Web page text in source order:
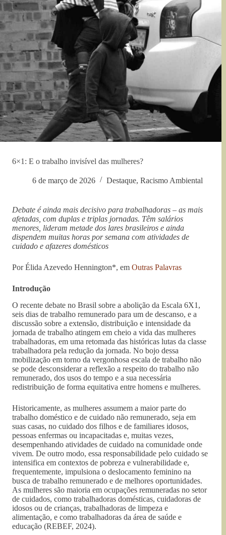
6×1: E o trabalho invisível das mulheres?
6 de março de 2026 Destaque, Racismo Ambiental
Debate é ainda mais decisivo para trabalhadoras – as mais
afetadas, com duplas e triplas jornadas. Têm salários
menores, lideram metade dos lares brasileiros e ainda
dispendem muitas horas por semana com atividades de
cuidado e afazeres domésticos
Por Élida Azevedo Hennington*, em Outras Palavras
Introdução
O recente debate no Brasil sobre a abolição da Escala 6X1,
seis dias de trabalho remunerado para um de descanso, e a
discussão sobre a extensão, distribuição e intensidade da
jornada de trabalho atingem em cheio a vida das mulheres
trabalhadoras, em uma retomada das históricas lutas da classe
trabalhadora pela redução da jornada. No bojo dessa
mobilização em torno da vergonhosa escala de trabalho não
se pode desconsiderar a reflexão a respeito do trabalho não
remunerado, dos usos do tempo e a sua necessária
redistribuição de forma equitativa entre homens e mulheres.
Historicamente, as mulheres assumem a maior parte do
trabalho doméstico e de cuidado não remunerado, seja em
suas casas, no cuidado dos filhos e de familiares idosos,
pessoas enfermas ou incapacitadas e, muitas vezes,
desempenhando atividades de cuidado na comunidade onde
vivem. De outro modo, essa responsabilidade pelo cuidado se
intensifica em contextos de pobreza e vulnerabilidade e,
frequentemente, impulsiona o deslocamento feminino na
busca de trabalho remunerado e de melhores oportunidades.
As mulheres são maioria em ocupações remuneradas no setor
de cuidados, como trabalhadoras domésticas, cuidadoras de
idosos ou de crianças, trabalhadoras de limpeza e
alimentação, e como trabalhadoras da área de saúde e
educação (REBEF, 2024).